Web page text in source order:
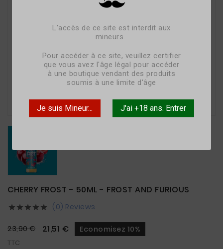
L'accès de ce site est interdit aux
mineurs.
Pour accéder à ce site, veuillez certifier
que vous avez l'âge légal pour accéder
à une boutique vendant des produits
soumis à une limite d'âge
Je suis Mineur... J'ai +18 ans. Entrer

CHERRY FROST - 50ML - FROST AND FURIOUS
     (0) Reviews
23,90 € 21,51 € Economisez 10%
TTC